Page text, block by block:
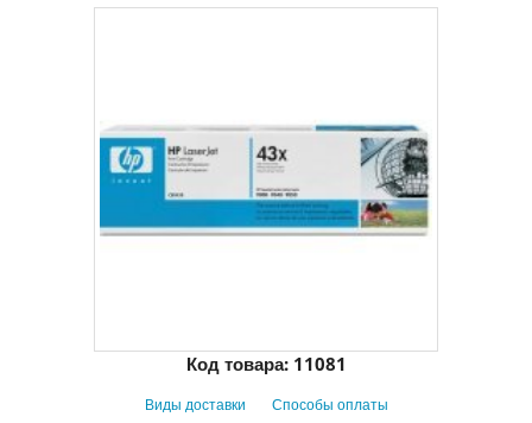
Код товара: 11081
Виды доставки Способы оплаты